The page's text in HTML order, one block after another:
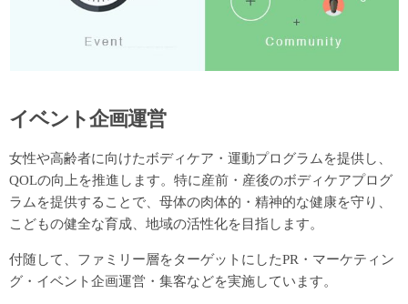
イベント企画運営
女性や高齢者に向けたボディケア・運動プログラムを提供し、
QOLの向上を推進します。特に産前・産後のボディケアプログ
ラムを提供することで、母体の肉体的・精神的な健康を守り、
こどもの健全な育成、地域の活性化を目指します。
付随して、ファミリー層をターゲットにしたPR・マーケティン
グ・イベント企画運営・集客などを実施しています。